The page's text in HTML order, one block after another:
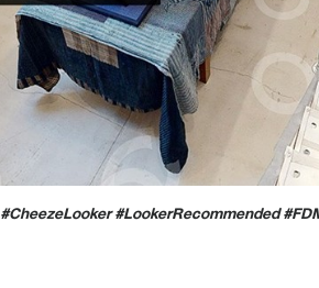
#CheezeLooker #LookerRecommended